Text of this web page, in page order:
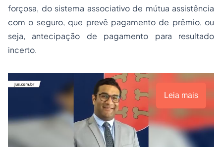
forçosa, do sistema associativo de mútua assistência
com o seguro, que prevê pagamento de prêmio, ou
seja, antecipação de pagamento para resultado
incerto.
Leia mais